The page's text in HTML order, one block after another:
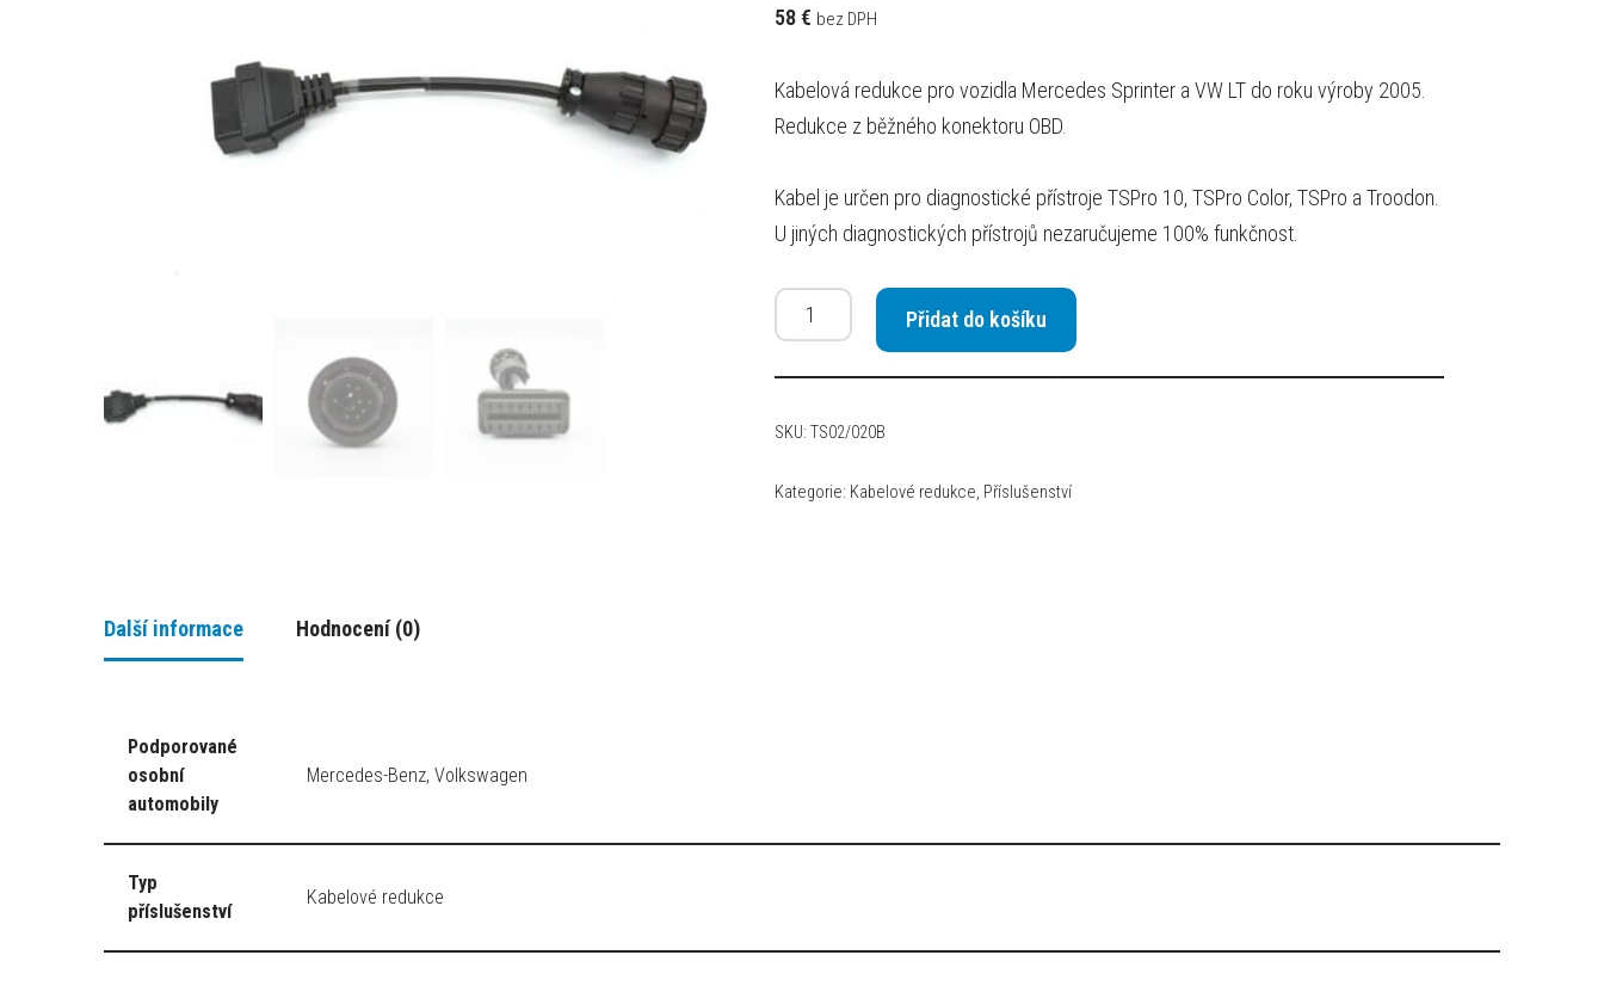
58€ bez DPH
Kabelová redukce pro vozidla Mercedes Sprinter a VW LT do roku výroby 2005.
Redukce z běžného konektoru OBD.
Kabel je určen pro diagnostické přístroje TSPro 10, TSPro Color, TSPro a Troodon.
U jiných diagnostických přístrojů nezaručujeme 100% funkčnost.
Přidat do košíku
SKU: TS02/020B
Kategorie: Kabelové redukce, Příslušenství
Další informace Hodnocení (0)
Podporované
osobní
automobily
Mercedes-Benz, Volkswagen
Typ
příslušenství
Kabelové redukce